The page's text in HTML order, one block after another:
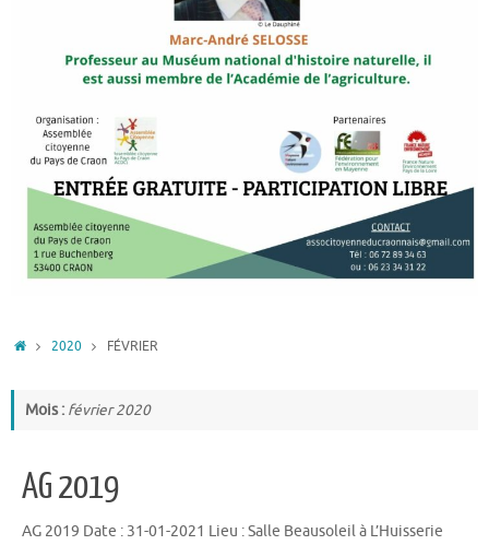
ACCUEIL
2020 FÉVRIER
Mois : février 2020
AG 2019
AG 2019 Date : 31-01-2021 Lieu : Salle Beausoleil à L’Huisserie